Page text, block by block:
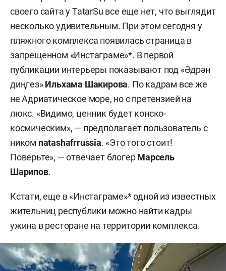
своего сайта у TatarSu все еще нет, что выглядит
несколько удивительным. При этом сегодня у
пляжного комплекса появилась страница в
запрещенном «Инстаграме»*. В первой
публикации интерьеры показывают под «Әдрән
диңгез»Ильхама Шакирова. По кадрам все же
не Адриатическое море, но с претензией на
люкс. «Видимо, ценник будет конско-
космическим», — предполагает пользователь с
ником natashafrrussia. «Это того стоит!
Поверьте», — отвечает блогерМарсель
Шарипов.
Кстати, еще в «Инстаграме»* одной из известных
жительниц республики можно найти кадры
ужина в ресторане на территории комплекса.